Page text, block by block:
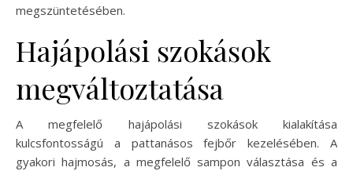
megszüntetésében.
Hajápolási szokások
megváltoztatása
A megfelelő hajápolási szokások kialakítása
kulcsfontosságú a pattanásos fejbőr kezelésében. A
gyakori hajmosás, a megfelelő sampon választása és a